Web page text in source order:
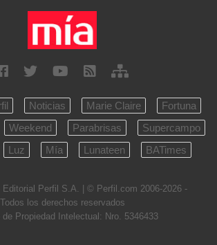
Noticias Marie Claire
Fortuna
Weekend Parabrisas
Supercampo
Luz Mía Lunateen BATimes
Perfil S.A. | © Perfil.com 2006-2026 -
Todos los derechos reservados
de Propiedad Intelectual: Nro. 5346433